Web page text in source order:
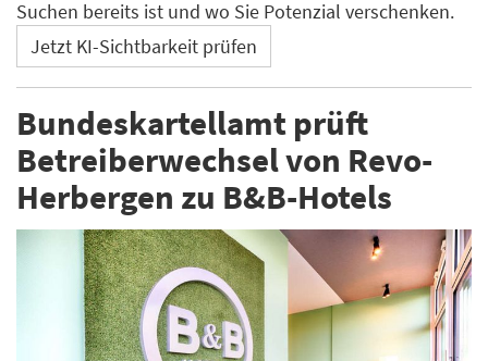
Suchen bereits ist und wo Sie Potenzial verschenken.
Jetzt KI-Sichtbarkeit prüfen
Bundeskartellamt prüft
Betreiberwechsel von Revo-
Herbergen zu B&B-Hotels